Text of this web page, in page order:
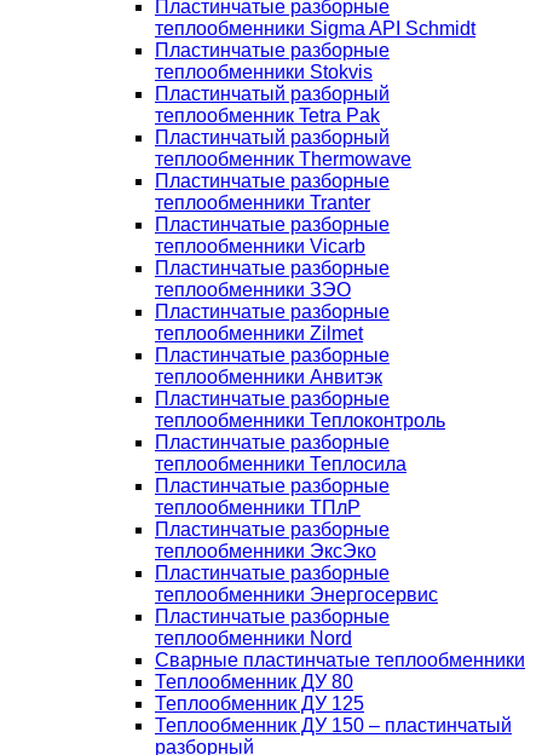
Пластинчатые разборные
теплообменники Sigma API Schmidt
Пластинчатые разборные
теплообменники Stokvis
Пластинчатый разборный
теплообменник Tetra Pak
Пластинчатый разборный
теплообменник Thermowave
Пластинчатые разборные
теплообменники Tranter
Пластинчатые разборные
теплообменники Vicarb
Пластинчатые разборные
теплообменники ЗЭО
Пластинчатые разборные
теплообменники Zilmet
Пластинчатые разборные
теплообменники Анвитэк
Пластинчатые разборные
теплообменники Теплоконтроль
Пластинчатые разборные
теплообменники Теплосила
Пластинчатые разборные
теплообменники ТПлР
Пластинчатые разборные
теплообменники ЭксЭко
Пластинчатые разборные
теплообменники Энергосервис
Пластинчатые разборные
теплообменники Nord
Сварные пластинчатые теплообменники
Теплообменник ДУ 80
Теплообменник ДУ 125
Теплообменник ДУ 150 – пластинчатый
разборный